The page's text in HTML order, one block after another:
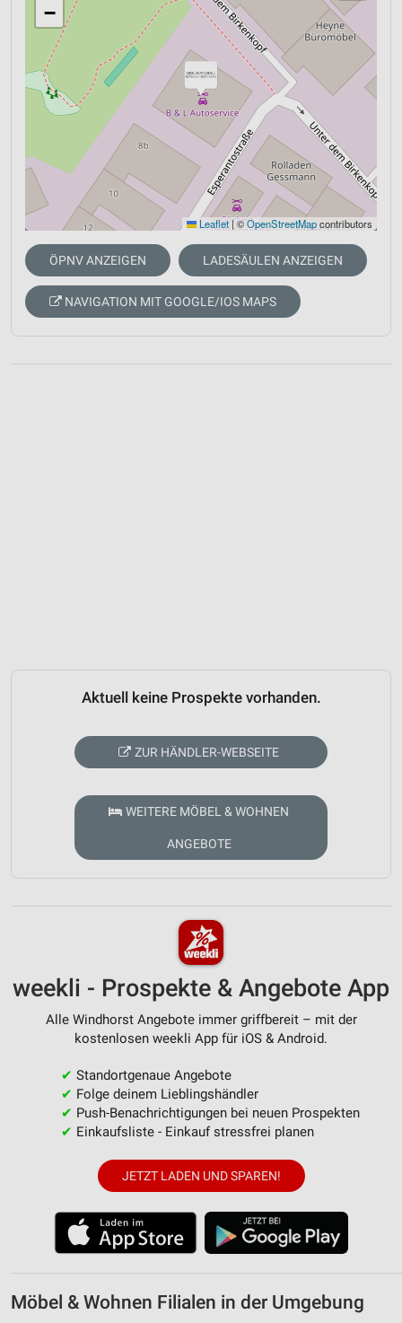
−
Leaflet |©OpenStreetMapcontributors
ÖPNV ANZEIGEN LADESÄULEN ANZEIGEN
NAVIGATION MIT GOOGLE/IOS MAPS
Aktuell keine Prospekte vorhanden.
ZUR HÄNDLER-WEBSEITE
WEITERE MÖBEL & WOHNEN
ANGEBOTE
weekli - Prospekte & Angebote App
Alle Windhorst Angebote immer griffbereit – mit der
kostenlosen weekli App für iOS & Android.
✔ Standortgenaue Angebote
✔ Folge deinem Lieblingshändler
✔ Push-Benachrichtigungen bei neuen Prospekten
✔ Einkaufsliste - Einkauf stressfrei planen
JETZT LADEN UND SPAREN!
Möbel & Wohnen Filialen in der Umgebung